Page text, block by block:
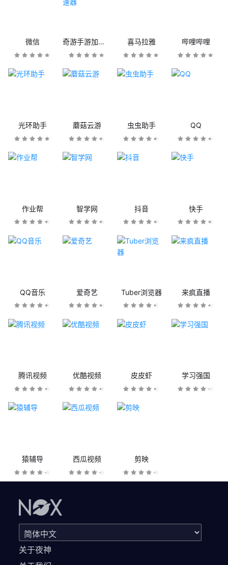
微信 奇游手游加速器 喜马拉雅 哔哩哔哩
光环助手 蘑菇云游 虫虫助手 QQ
作业帮 智学网 抖音 快手
QQ音乐 爱奇艺 Tuber浏览器 来疯直播
腾讯视频 优酷视频 皮皮虾 学习强国
猿辅导 西瓜视频 剪映
关于夜神